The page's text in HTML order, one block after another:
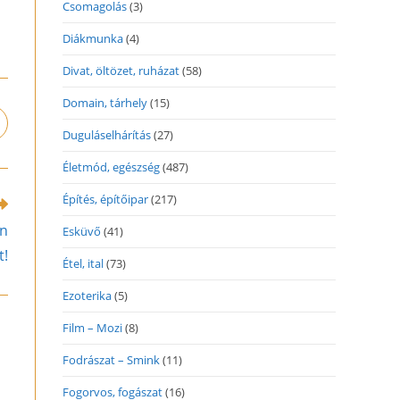
Csomagolás(3)
Diákmunka(4)
Divat, öltözet, ruházat(58)
Domain, tárhely(15)
Duguláselhárítás(27)
Életmód, egészség(487)
Építés, építőipar(217)
Esküvő (41)
Étel, ital(73)
Ezoterika(5)
Film – Mozi(8)
Fodrászat – Smink(11)
Fogorvos, fogászat(16)